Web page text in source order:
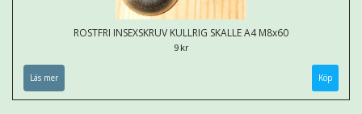
ROSTFRI INSEXSKRUV KULLRIG SKALLE A4 M8x60
9 kr
Läs mer